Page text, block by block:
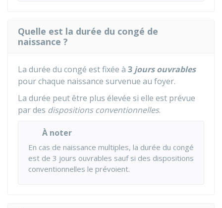
Quelle est la durée du congé de
naissance ?
La durée du congé est fixée à 3 jours ouvrables
pour chaque naissance survenue au foyer.
La durée peut être plus élevée si elle est prévue
par des dispositions conventionnelles.
À noter
En cas de naissance multiples, la durée du congé
est de 3 jours ouvrables sauf si des dispositions
conventionnelles le prévoient.